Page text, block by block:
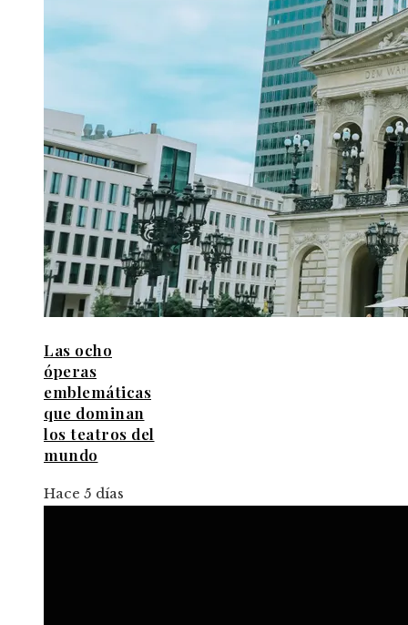
Las ocho
óperas
emblemáticas
que dominan
los teatros del
mundo
Hace 5 días